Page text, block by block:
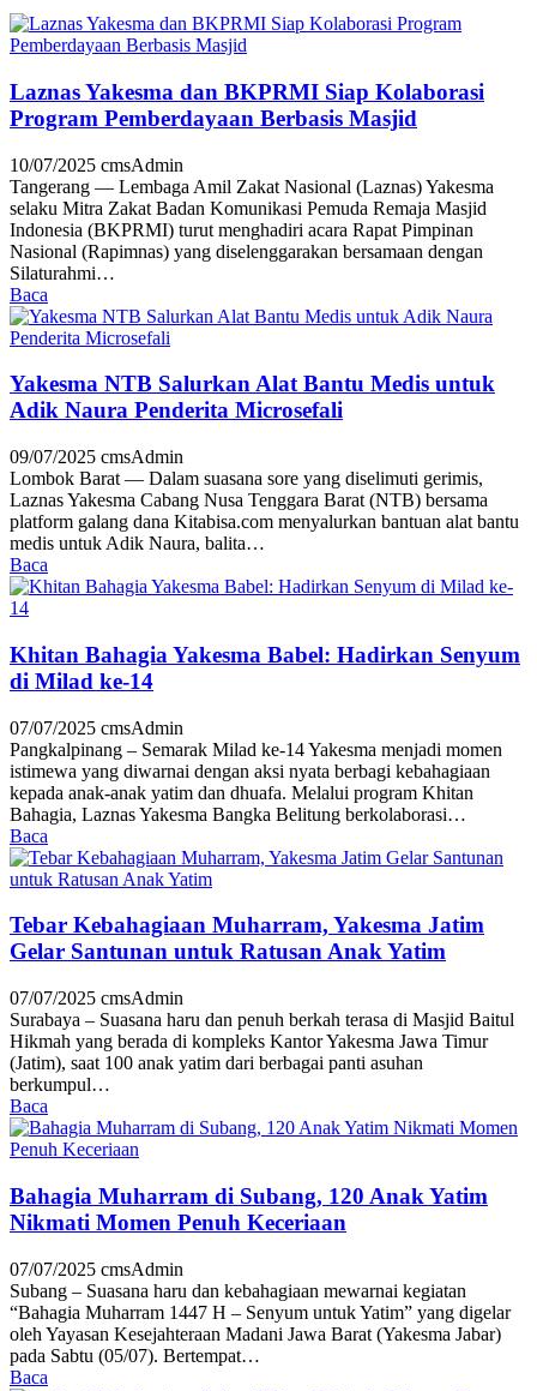
Laznas Yakesma dan BKPRMI Siap Kolaborasi
Program Pemberdayaan Berbasis Masjid
10/07/2025 cmsAdmin
Tangerang — Lembaga Amil Zakat Nasional (Laznas) Yakesma
selaku Mitra Zakat Badan Komunikasi Pemuda Remaja Masjid
Indonesia (BKPRMI) turut menghadiri acara Rapat Pimpinan
Nasional (Rapimnas) yang diselenggarakan bersamaan dengan
Silaturahmi…
Baca
Yakesma NTB Salurkan Alat Bantu Medis untuk
Adik Naura Penderita Microsefali
09/07/2025 cmsAdmin
Lombok Barat — Dalam suasana sore yang diselimuti gerimis,
Laznas Yakesma Cabang Nusa Tenggara Barat (NTB) bersama
platform galang dana Kitabisa.com menyalurkan bantuan alat bantu
medis untuk Adik Naura, balita…
Baca
Khitan Bahagia Yakesma Babel: Hadirkan Senyum
di Milad ke-14
07/07/2025 cmsAdmin
Pangkalpinang – Semarak Milad ke-14 Yakesma menjadi momen
istimewa yang diwarnai dengan aksi nyata berbagi kebahagiaan
kepada anak-anak yatim dan dhuafa. Melalui program Khitan
Bahagia, Laznas Yakesma Bangka Belitung berkolaborasi…
Baca
Tebar Kebahagiaan Muharram, Yakesma Jatim
Gelar Santunan untuk Ratusan Anak Yatim
07/07/2025 cmsAdmin
Surabaya – Suasana haru dan penuh berkah terasa di Masjid Baitul
Hikmah yang berada di kompleks Kantor Yakesma Jawa Timur
(Jatim), saat 100 anak yatim dari berbagai panti asuhan
berkumpul…
Baca
Bahagia Muharram di Subang, 120 Anak Yatim
Nikmati Momen Penuh Keceriaan
07/07/2025 cmsAdmin
Subang – Suasana haru dan kebahagiaan mewarnai kegiatan
“Bahagia Muharram 1447 H – Senyum untuk Yatim” yang digelar
oleh Yayasan Kesejahteraan Madani Jawa Barat (Yakesma Jabar)
pada Sabtu (05/07). Bertempat…
Baca